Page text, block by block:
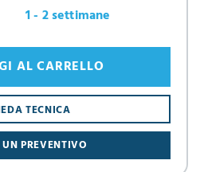
1 - 2 settimane
PREVENTIVO
TECNICA
AL CARRELLO